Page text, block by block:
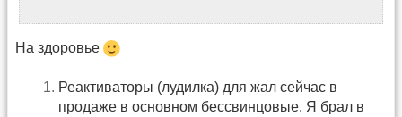
На здоровье
Реактиваторы (лудилка) для жал сейчас в
продаже в основном бессвинцовые. Я брал в